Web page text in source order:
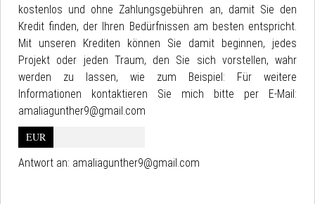
kostenlos und ohne Zahlungsgebühren an, damit Sie den
Kredit finden, der Ihren Bedürfnissen am besten entspricht.
Mit unseren Krediten können Sie damit beginnen, jedes
Projekt oder jeden Traum, den Sie sich vorstellen, wahr
werden zu lassen, wie zum Beispiel: Für weitere
Informationen kontaktieren Sie mich bitte per E-Mail:
amaliagunther9@gmail.com
EUR
Antwort an: amaliagunther9@gmail.com